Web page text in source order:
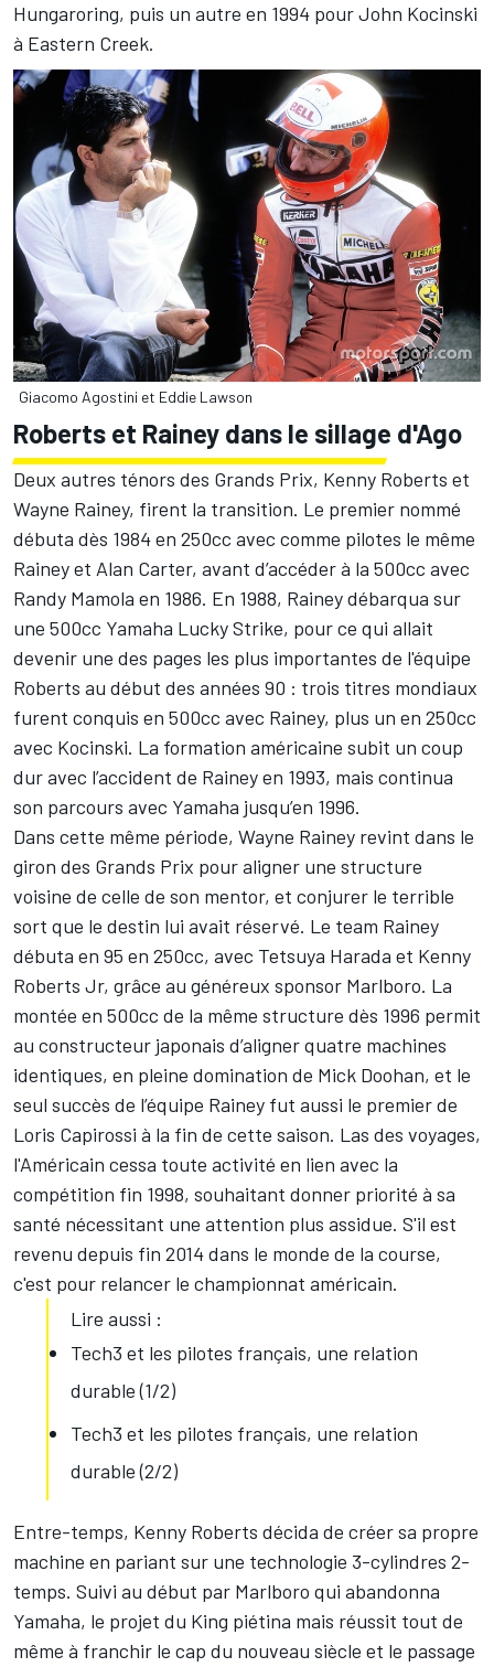
Hungaroring, puis un autre en 1994 pour John Kocinski
à Eastern Creek.
Giacomo Agostini et Eddie Lawson
Roberts et Rainey dans le sillage d'Ago
Deux autres ténors des Grands Prix, Kenny Roberts et
Wayne Rainey, firent la transition. Le premier nommé
débuta dès 1984 en 250cc avec comme pilotes le même
Rainey et Alan Carter, avant d’accéder à la 500cc avec
Randy Mamola en 1986. En 1988, Rainey débarqua sur
une 500cc Yamaha Lucky Strike, pour ce qui allait
devenir une des pages les plus importantes de l'équipe
Roberts au début des années 90 : trois titres mondiaux
furent conquis en 500cc avec Rainey, plus un en 250cc
avec Kocinski. La formation américaine subit un coup
dur avec l’accident de Rainey en 1993, mais continua
son parcours avec Yamaha jusqu’en 1996.
Dans cette même période, Wayne Rainey revint dans le
giron des Grands Prix pour aligner une structure
voisine de celle de son mentor, et conjurer le terrible
sort que le destin lui avait réservé. Le team Rainey
débuta en 95 en 250cc, avec Tetsuya Harada et Kenny
Roberts Jr, grâce au généreux sponsor Marlboro. La
montée en 500cc de la même structure dès 1996 permit
au constructeur japonais d’aligner quatre machines
identiques, en pleine domination de Mick Doohan, et le
seul succès de l’équipe Rainey fut aussi le premier de
Loris Capirossi à la fin de cette saison. Las des voyages,
l'Américain cessa toute activité en lien avec la
compétition fin 1998, souhaitant donner priorité à sa
santé nécessitant une attention plus assidue. S'il est
revenu depuis fin 2014 dans le monde de la course,
c'est pour relancer le championnat américain.
Lire aussi :
Tech3 et les pilotes français, une relation
durable (1/2)
Tech3 et les pilotes français, une relation
durable (2/2)
Entre-temps, Kenny Roberts décida de créer sa propre
machine en pariant sur une technologie 3-cylindres 2-
temps. Suivi au début par Marlboro qui abandonna
Yamaha, le projet du King piétina mais réussit tout de
même à franchir le cap du nouveau siècle et le passage